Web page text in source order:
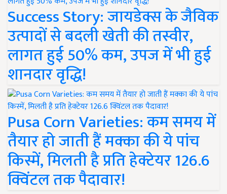
Success Story: जायडेक्स के जैविक
उत्पादों से बदली खेती की तस्वीर,
लागत हुई 50% कम, उपज में भी हुई
शानदार वृद्धि!
Pusa Corn Varieties: कम समय में
तैयार हो जाती हैं मक्का की ये पांच
किस्में, मिलती है प्रति हेक्टेयर 126.6
क्विंटल तक पैदावार!